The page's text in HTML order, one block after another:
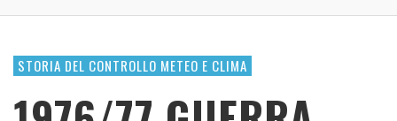
STORIA DEL CONTROLLO METEO E CLIMA